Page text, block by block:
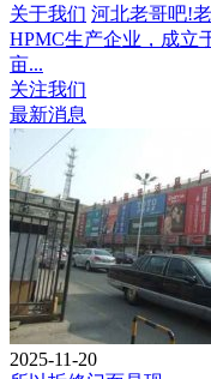
关于我们 河北老哥吧!
HPMC生产企业，成立
亩...
关注我们
最新消息
2025-11-20